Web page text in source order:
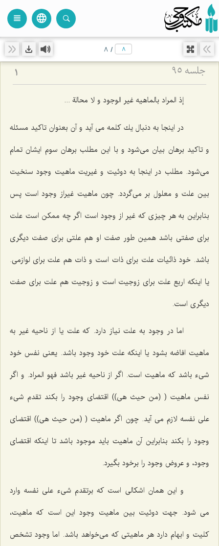
language
view_headline
/
8
جلسه ۹۵ 1
إذ المراد بالماهیه غیر الوجود و لا محالة ...
در اینجا به دنبال یك كلمه مى آید و آن بعنوان تاكید مسئله
و تاكید برهان بیان مى‌شود و با این مطلب برهان سوم ایشان تمام
مى‌شود. مطلب در اینجا به دوئیت و غیریت ماهیت وجود سنخیت
بین علت و معلول بر مى‌گردد. چون ماهیت غیراز وجود است پس
بنابراین به هر چیزى كه غیر از وجود است اگر چه ممكن است علت
براى صفتى باشد همین طور صفت او هم علتى براى صفت دیگرى
باشد. خود ذاتّیات علت براى ذات است و ذات هم علت براى لوازمى.
یا اینكه اربع علت براى زوجیت است و زوجیت هم علت براى صفت
دیگرى است.
اما در وجود به علت نیاز دارد. كه علت یا از ناحیه غیر به
ماهیت افاضه بشود یا اینكه علت خود وجود باشد. یعنى نفس خود
شیء باشد كه ماهیت است. اگر از ناحیه غیر باشد فهو المراد. و اگر
نفس ماهیت ( (من حیث هى)) اقتضاى وجود را بكند تقدم شیء
على نفسه لازم مى آید. چون اگر ماهیت ( (من حیث هى)) اقتضاى
وجود را بكند بنابراین آن ماهیت باید موجود باشد تا اینكه اقتضاى
وجود، و عروض وجود را برخود بگیرد.
و این همان اشكالى است كه برتقدم شیء على نفسه وارد
مى شود. جهت دوئیت بین ماهیت وجود این است كه ماهیت،
كلیت و ابهام دارد هر ماهیتى كه مى‌خواهد باشد. اما وجود تشخص